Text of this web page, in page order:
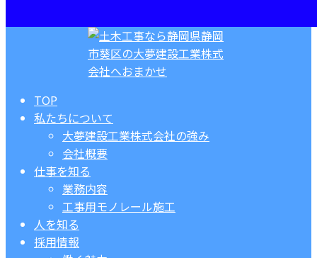
TOP
私たちについて
大夢建設工業株式会社の強み
会社概要
仕事を知る
業務内容
工事用モノレール施工
人を知る
採用情報